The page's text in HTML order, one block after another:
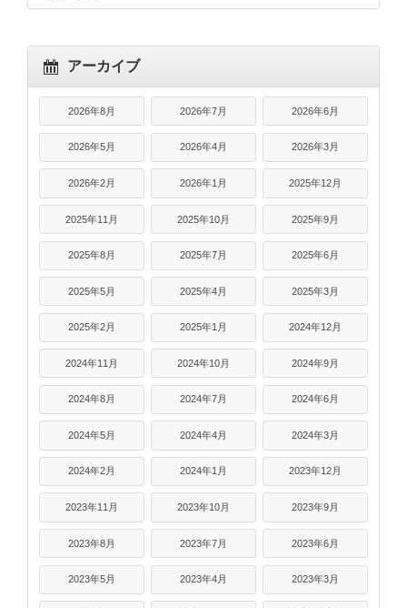
アーカイブ
2026年8月 2026年7月 2026年6月
2026年5月 2026年4月 2026年3月
2026年2月 2026年1月 2025年12月
2025年11月 2025年10月 2025年9月
2025年8月 2025年7月 2025年6月
2025年5月 2025年4月 2025年3月
2025年2月 2025年1月 2024年12月
2024年11月 2024年10月 2024年9月
2024年8月 2024年7月 2024年6月
2024年5月 2024年4月 2024年3月
2024年2月 2024年1月 2023年12月
2023年11月 2023年10月 2023年9月
2023年8月 2023年7月 2023年6月
2023年5月 2023年4月 2023年3月